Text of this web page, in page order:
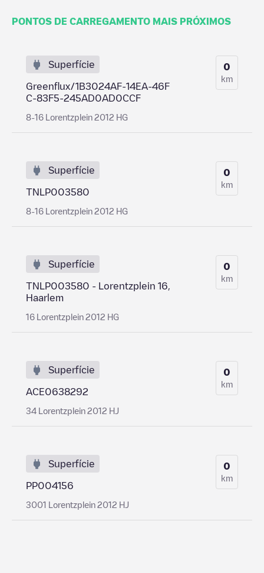
PONTOS DE CARREGAMENTO MAIS PRÓXIMOS
Superfície
Greenflux/1B3024AF-14EA-46F
C-83F5-245AD0AD0CCF
8-16 Lorentzplein 2012 HG
0
km
Superfície
TNLP003580
8-16 Lorentzplein 2012 HG
0
km
Superfície
TNLP003580 - Lorentzplein 16,
Haarlem
16 Lorentzplein 2012 HG
0
km
Superfície
ACE0638292
34 Lorentzplein 2012 HJ
0
km
Superfície
PP004156
3001 Lorentzplein 2012 HJ
0
km